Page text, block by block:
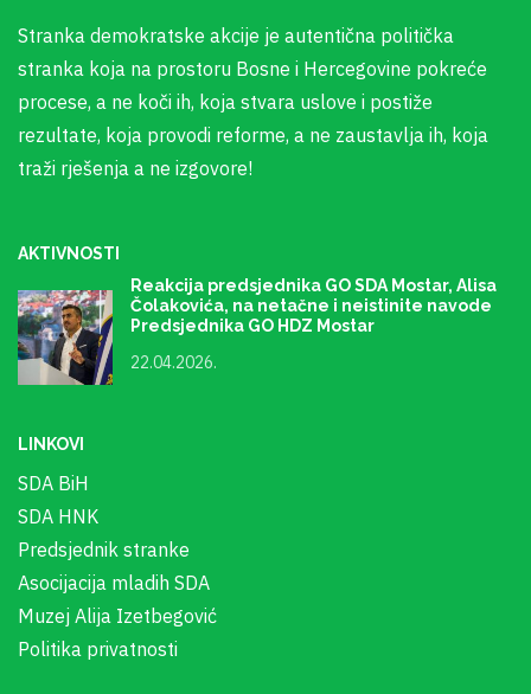
Stranka demokratske akcije je autentična politička
stranka koja na prostoru Bosne i Hercegovine pokreće
procese, a ne koči ih, koja stvara uslove i postiže
rezultate, koja provodi reforme, a ne zaustavlja ih, koja
traži rješenja a ne izgovore!
AKTIVNOSTI
Reakcija predsjednika GO SDA Mostar, Alisa
Čolakovića, na netačne i neistinite navode
Predsjednika GO HDZ Mostar
22.04.2026.
LINKOVI
SDA BiH
SDA HNK
Predsjednik stranke
Asocijacija mladih SDA
Muzej Alija Izetbegović
Politika privatnosti